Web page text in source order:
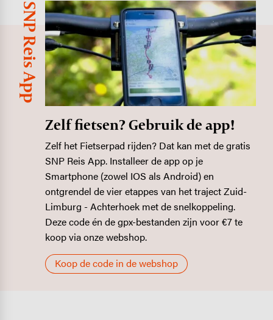
SNP Reis App
Zelf fietsen? Gebruik de app!
Zelf het Fietserpad rijden? Dat kan met de gratis
SNP Reis App. Installeer de app op je
Smartphone (zowel IOS als Android) en
ontgrendel de vier etappes van het traject Zuid-
Limburg - Achterhoek met de snelkoppeling.
Deze code én de gpx-bestanden zijn voor €7 te
koop via onze webshop.
Koop de code in de webshop
Image